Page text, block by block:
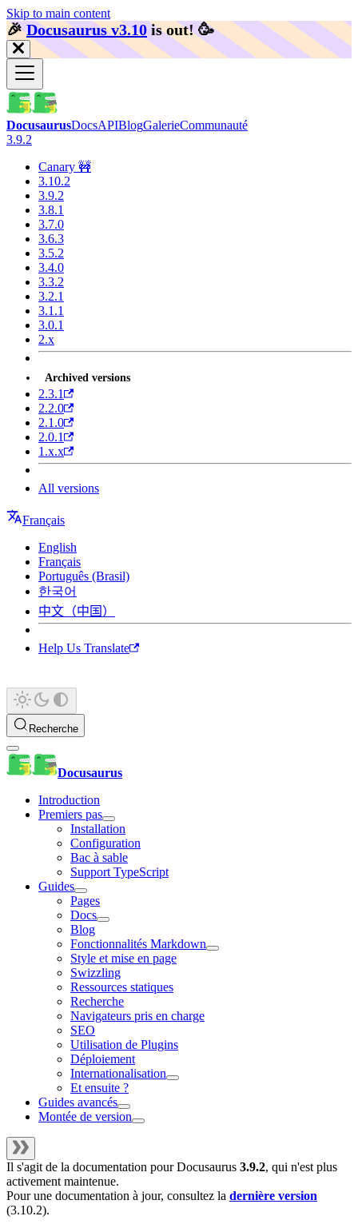
Skip to main content
🎉️Docusaurus v3.10 is out! 🥳️
DocusaurusDocsAPIBlogGalerieCommunauté
3.9.2
Canary 🚧
3.10.2
3.9.2
3.8.1
3.7.0
3.6.3
3.5.2
3.4.0
3.3.2
3.2.1
3.1.1
3.0.1
2.x
Archived versions
2.3.1
2.2.0
2.1.0
2.0.1
1.x.x
All versions
Français
English
Français
Português (Brasil)
한국어
中文（中国）
Help Us Translate
Recherche
Docusaurus
Introduction
Premiers pas
Installation
Configuration
Bac à sable
Support TypeScript
Guides
Pages
Docs
Blog
Fonctionnalités Markdown
Style et mise en page
Swizzling
Ressources statiques
Recherche
Navigateurs pris en charge
SEO
Utilisation de Plugins
Déploiement
Internationalisation
Et ensuite ?
Guides avancés
Montée de version
Il s'agit de la documentation pourDocusaurus 3.9.2, qui n'est plus
activement maintenue.
Pour une documentation à jour, consultez la dernière version
(3.10.2).